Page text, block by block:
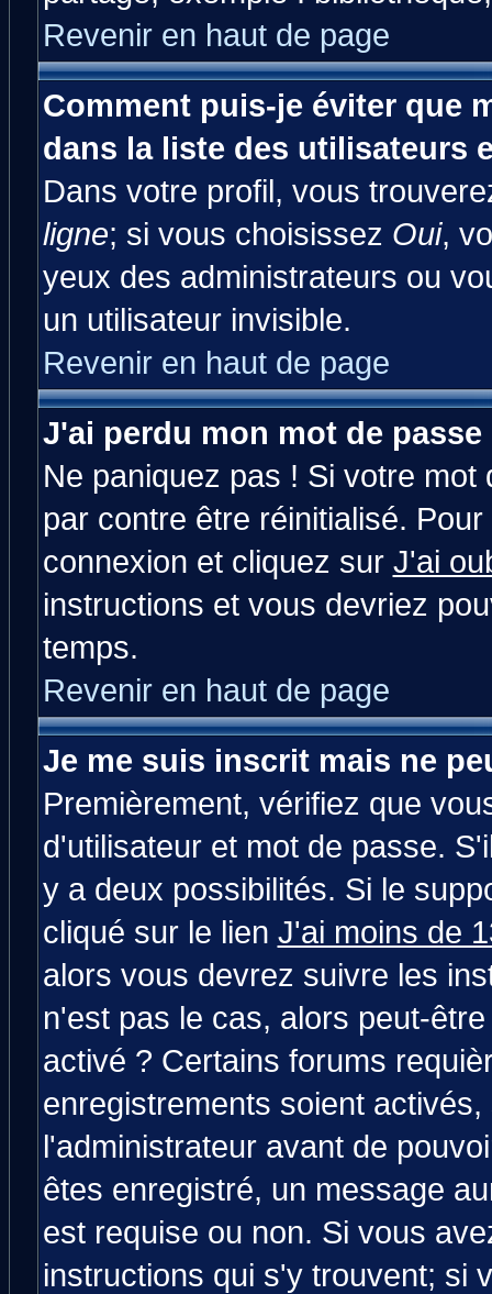
Revenir en haut de page
Comment puis-je éviter que
dans la liste des utilisateurs
Dans votre profil, vous
ligne; si vous choisissez Oui,
yeux des administrateurs ou
un utilisateur invisible.
Revenir en haut de page
J'ai perdu mon mot de passe
Ne paniquez pas ! Si votre
par contre être réinitialisé.
connexion et cliquez sur J'ai
instructions et vous devriez
temps.
Revenir en haut de page
Je me suis inscrit mais ne
Premièrement, vérifiez que
d'utilisateur et mot de passe.
y a deux possibilités. Si le
cliqué sur le lien J'ai moins de
alors vous devrez suivre les
n'est pas le cas, alors peut-
activé ? Certains forums
enregistrements soient
l'administrateur avant de
êtes enregistré, un message
est requise ou non. Si vous
instructions qui s'y trouvent; si